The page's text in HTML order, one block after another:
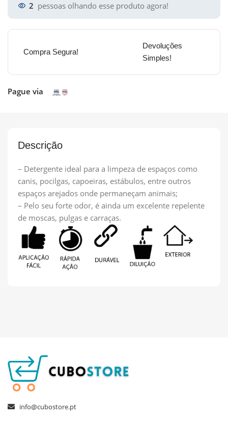
2 pessoas olhando esse produto agora!
Compra Segura!
Devoluções
Simples!
Pague via
Descrição
– Detergente ideal para a limpeza de espaços como
canis, pocilgas, capoeiras, estábulos, entre outros
espaços arejados onde permaneçam animais;
– Pelo seu forte odor, é ainda um excelente repelente
de moscas, pulgas e carraças.
info@cubostore.pt